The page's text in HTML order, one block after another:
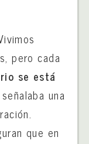
pero cada
se está
señalaba una
que en